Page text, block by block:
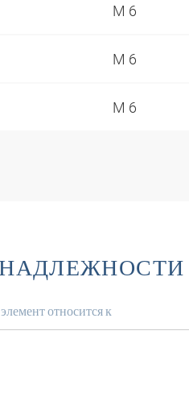
M 6
M 6
M 6
относится к